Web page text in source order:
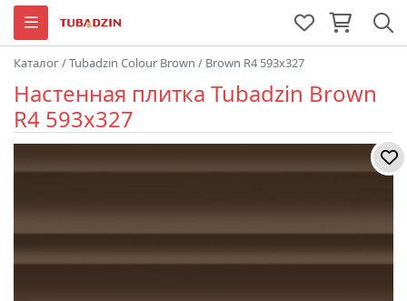
Каталог/Tubadzin Colour Brown / Brown R4 593x327
Настенная плитка Tubadzin Brown
R4 593x327